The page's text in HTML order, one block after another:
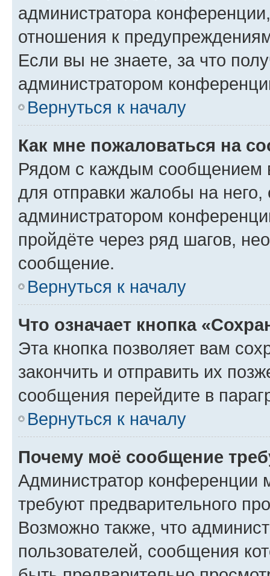
администратора
отношения к
Если вы не знаете, за что
администратором
Вернуться к началу
Как мне пожаловаться на
Рядом с каждым сообщением
для отправки жалобы на
администратором
пройдёте через ряд шагов,
сообщение.
Вернуться к началу
Что означает кнопка
Эта кнопка позволяет вам
закончить и отправить их
сообщения перейдите в
Вернуться к началу
Почему моё сообщение
Администратор конференции
требуют предварительного
Возможно также, что
пользователей, сообщения